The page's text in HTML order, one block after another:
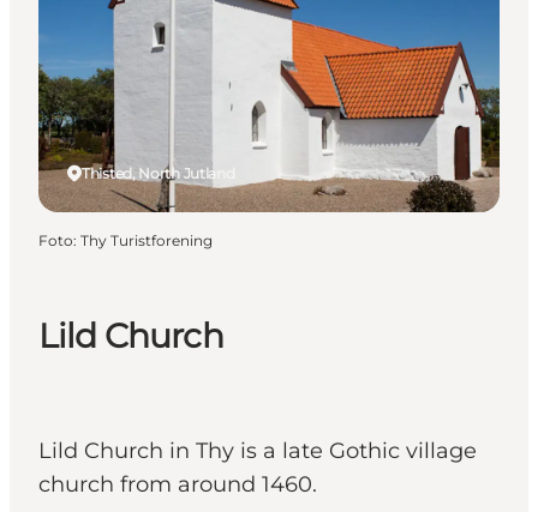
Cosa fare
Dove dormire
Pianifica il viaggio
Lild Church
Lild Church in Thy is a late Gothic village
church from around 1460.
Thisted, North Jutland
Foto: Thy Turistforening